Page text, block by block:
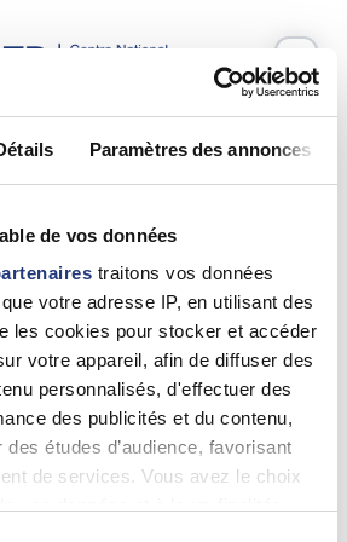
Paramètres des annonces
de vos données
traitons vos données
votre adresse IP, en utilisant des
les cookies pour stocker et accéder
votre appareil, afin de diffuser des
personnalisés, d'effectuer des
des publicités et du contenu,
études d’audience, favorisant
de services. Vous avez le choix
psychotechnique
17 Juin 2026à10:10